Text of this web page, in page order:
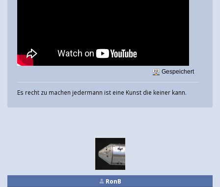
Gespeichert
Es recht zu machen jedermann ist eine Kunst die keiner kann.
RonB